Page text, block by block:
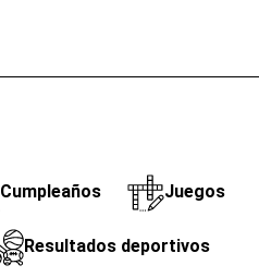
Cumpleaños Juegos
Resultados deportivos